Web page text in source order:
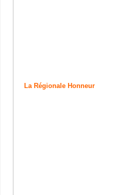
La Régionale Honneur